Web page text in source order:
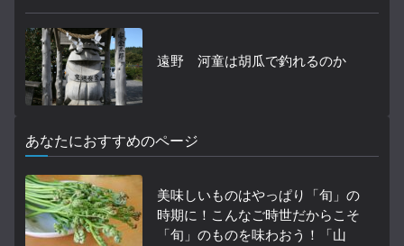
遠野 河童は胡瓜で釣れるのか
あなたにおすすめのページ
美味しいものはやっぱり「旬」の
時期に！こんなご時世だからこそ
「旬」のものを味わおう！「山